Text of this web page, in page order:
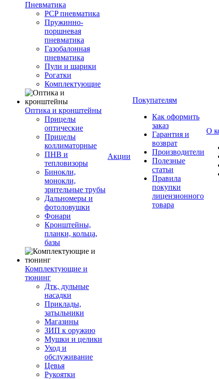
Пневматика
PCP пневматика
Пружинно-
поршневая
пневматика
Газобалонная
пневматика
Пули и шарики
Рогатки
Комплектующие
Оптика и кронштейны
Прицелы
оптические
Прицелы
коллиматорные
ПНВ и
тепловизоры
Бинокли,
монокли,
зрительные трубы
Дальномеры и
фотоловушки
Фонари
Кронштейны,
планки, кольца,
базы
Комплектующие и
тюнинг
Дтк, дульные
насадки
Приклады,
затыльники
Магазины
ЗИП к оружию
Мушки и целики
Уход и
обслуживание
Цевья
Рукоятки
Акции
Покупателям
Как оформить
заказ
Гарантия и
возврат
Производители
Полезные
статьи
Правила
покупки
лицензионного
товара
О